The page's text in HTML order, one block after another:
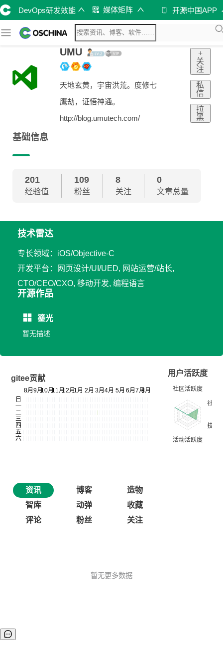
DevOps研发效能 媒体矩阵 开源中国APP
UMU
天地玄黄，宇宙洪荒。度修七
鹰劫，证悟神通。
http://blog.umutech.com/
+
关
注
私
信
拉
黑
基础信息
201
经验值
109
粉丝
8
关注
0
文章总量
技术雷达
专长领域：iOS/Objective-C
开发平台：网页设计/UI/UED, 网站运营/站长,
CTO/CEO/CXO, 移动开发, 编程语言
开源作品
鎏光
暂无描述
gitee贡献
用户活跃度
资讯 博客
造物
智库
动弹
收藏
评论
粉丝 关注
暂无更多数据